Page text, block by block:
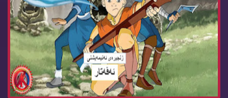
زنجیره‌ كارتۆنی ئه‌ڤه‌تار وه‌رزی سێ ئه‌ڵقه‌ی 14...